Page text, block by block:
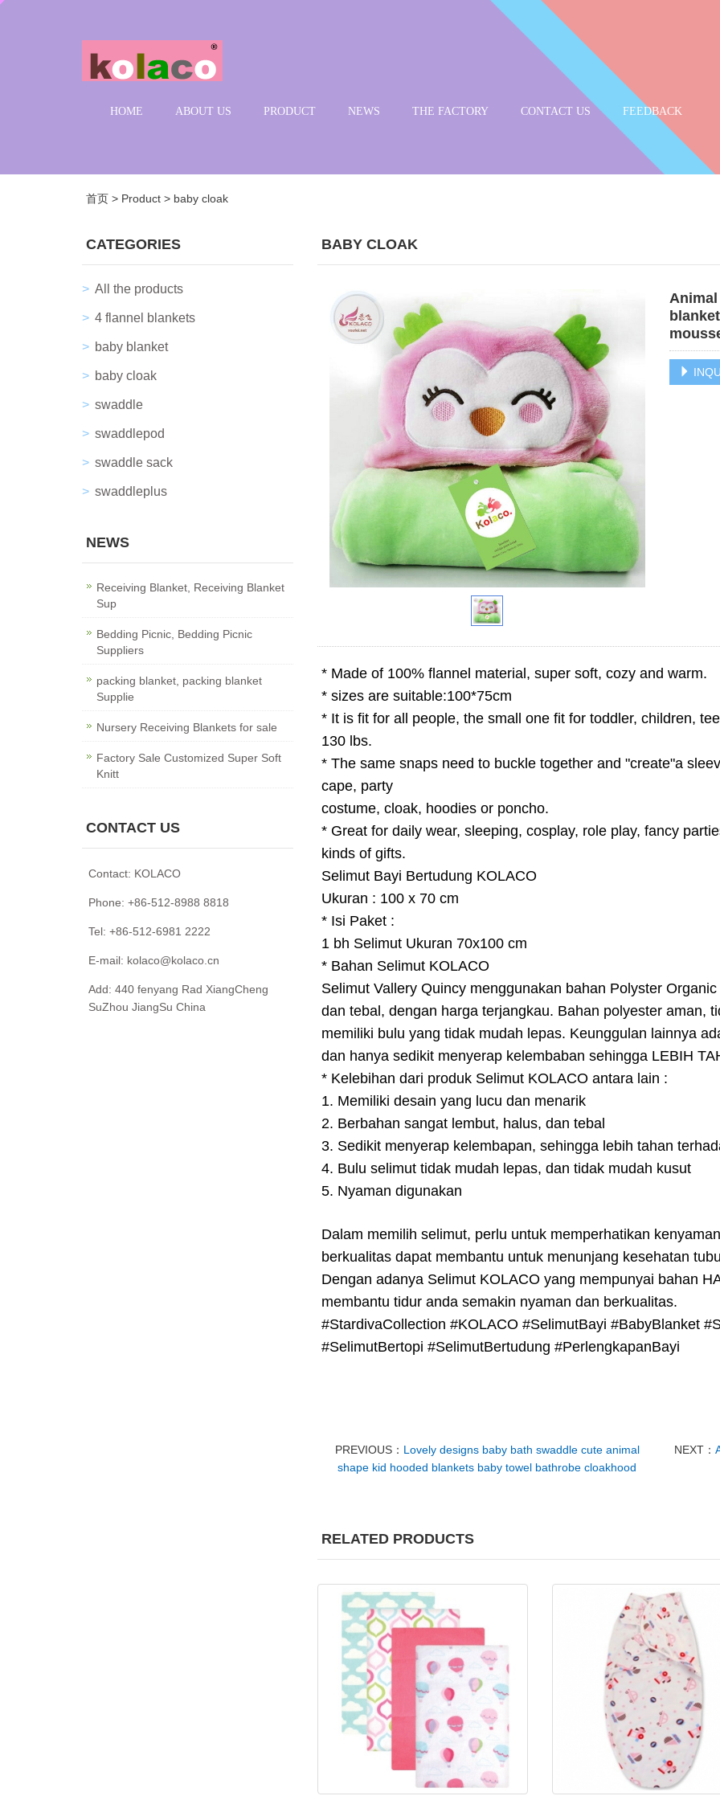
HOME ABOUT US PRODUCT NEWS THE FACTORY CONTACT US FEEDBACK
首页 > Product > baby cloak
BABY CLOAK
* Made of 100% flannel material, super soft, cozy and warm.
* sizes are suitable:100*75cm
* It is fit for all people, the small one fit for toddler, children,
130 lbs.
* The same snaps need to buckle together and "create"a
cape, party
costume, cloak, hoodies or poncho.
* Great for daily wear, sleeping, cosplay, role play, fancy
kinds of gifts.
Selimut Bayi Bertudung KOLACO
Ukuran : 100 x 70 cm
* Isi Paket :
1 bh Selimut Ukuran 70x100 cm
* Bahan Selimut KOLACO
Selimut Vallery Quincy menggunakan bahan Polyster
dan tebal, dengan harga terjangkau. Bahan polyester aman,
memiliki bulu yang tidak mudah lepas. Keunggulan lainnya
dan hanya sedikit menyerap kelembaban sehingga LEBIH
* Kelebihan dari produk Selimut KOLACO antara lain :
1. Memiliki desain yang lucu dan menarik
2. Berbahan sangat lembut, halus, dan tebal
3. Sedikit menyerap kelembapan, sehingga lebih tahan
4. Bulu selimut tidak mudah lepas, dan tidak mudah kusut
5. Nyaman digunakan
Dalam memilih selimut, perlu untuk memperhatikan
berkualitas dapat membantu untuk menunjang kesehatan
Dengan adanya Selimut KOLACO yang mempunyai bahan
membantu tidur anda semakin nyaman dan berkualitas.
#StardivaCollection #KOLACO #SelimutBayi #BabyBlanket
#SelimutBertopi #SelimutBertudung #PerlengkapanBayi
PREVIOUS： Lovely designs baby bath swaddle cute animal
shape kid hooded blankets baby towel bathrobe cloakhood
NEXT：
RELATED PRODUCTS
CATEGORIES
All the products
4 flannel blankets
baby blanket
baby cloak
swaddle
swaddlepod
swaddle sack
swaddleplus
NEWS
Receiving Blanket, Receiving Blanket
Sup
Bedding Picnic, Bedding Picnic
Suppliers
packing blanket, packing blanket
Supplie
Nursery Receiving Blankets for sale
Factory Sale Customized Super Soft
Knitt
CONTACT US
Contact: KOLACO
Phone: +86-512-8988 8818
Tel: +86-512-6981 2222
E-mail: kolaco@kolaco.cn
Add: 440 fenyang Rad XiangCheng
SuZhou JiangSu China